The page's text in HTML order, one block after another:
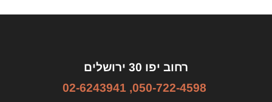
רחוב יפו 30 ירושלים
050-722-4598
,
02-6243941